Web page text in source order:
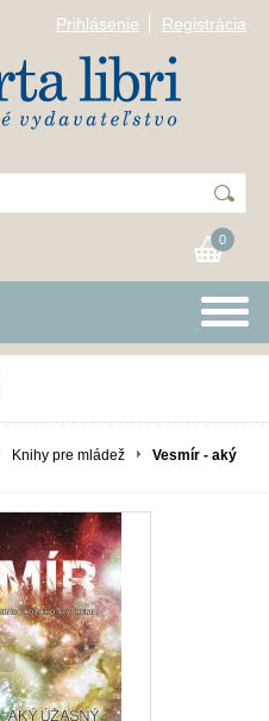
Prihlásenie Registrácia
0
Knihy pre mládež
Vesmír - aký